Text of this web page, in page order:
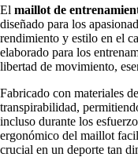
El maillot de
diseñado para los
rendimiento y estilo en el
elaborado para los
libertad de movimiento,
Fabricado con materiales
transpirabilidad,
incluso durante los
ergonómico del maillot
crucial en un deporte tan